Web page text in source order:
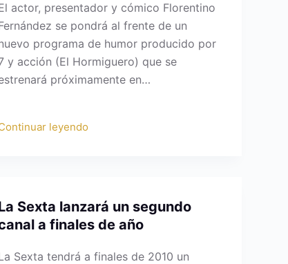
actor, presentador y cómico Florentino
se pondrá al frente de un
programa de humor producido por
y acción (El Hormiguero) que se
próximamente en…
leyendo
Sexta lanzará un segundo
a finales de año
Sexta tendrá a finales de 2010 un